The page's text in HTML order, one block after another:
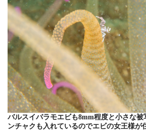
バルスイバラモエビも8mm程度と小さな
ンチャクも入れているのでエビの女王様が